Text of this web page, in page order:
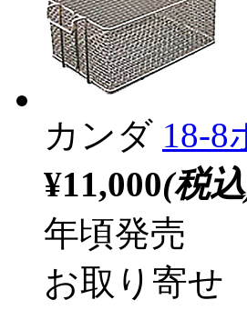
カンダ 18-8
¥11,000(税
年頃発売
お取り寄せ